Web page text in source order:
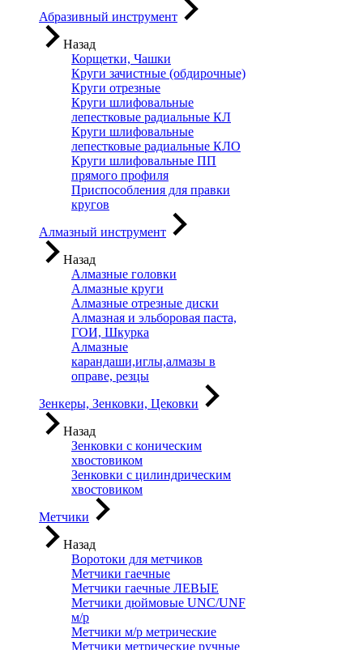
Абразивный инструмент
Назад
Корщетки, Чашки
Круги зачистные (обдирочные)
Круги отрезные
Круги шлифовальные
лепестковые радиальные КЛ
Круги шлифовальные
лепестковые радиальные КЛО
Круги шлифовальные ПП
прямого профиля
Приспособления для правки
кругов
Алмазный инструмент
Назад
Алмазные головки
Алмазные круги
Алмазные отрезные диски
Алмазная и эльборовая паста,
ГОИ, Шкурка
Алмазные
карандаши,иглы,алмазы в
оправе, резцы
Зенкеры, Зенковки, Цековки
Назад
Зенковки с коническим
хвостовиком
Зенковки с цилиндрическим
хвостовиком
Метчики
Назад
Воротоки для метчиков
Метчики гаечные
Метчики гаечные ЛЕВЫЕ
Метчики дюймовые UNC/UNF
м/р
Метчики м/р метрические
Метчики метрические ручные